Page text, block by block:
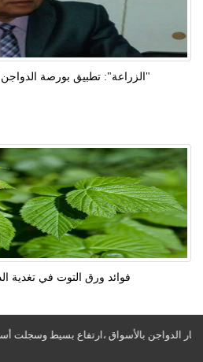
"الزراعة": تطبيق بورصة الدواجن
فوائد ورق التوت في تغدية